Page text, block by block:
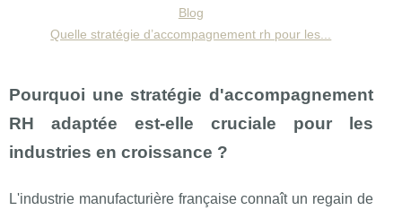
Blog
Quelle stratégie d’accompagnement rh pour les...
Pourquoi une stratégie d'accompagnement
RH adaptée est-elle cruciale pour les
industries en croissance ?
L'industrie manufacturière française connaît un regain de